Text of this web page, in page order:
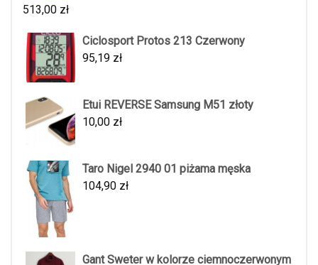
513,00 zł
Ciclosport Protos 213 Czerwony
95,19 zł
Etui REVERSE Samsung M51 złoty
10,00 zł
Taro Nigel 2940 01 piżama męska
104,90 zł
Gant Sweter w kolorze ciemnoczerwonym